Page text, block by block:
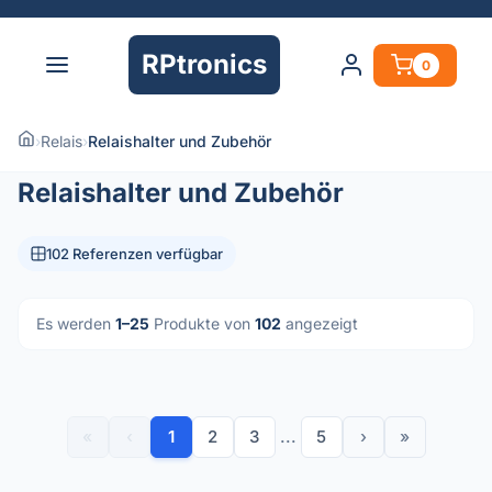
RPtronics 0
›Relais›Relaishalter und Zubehör
Relaishalter und Zubehör
102 Referenzen verfügbar
Es werden 1–25 Produkte von 102 angezeigt
1 2 3 ... 5 › »